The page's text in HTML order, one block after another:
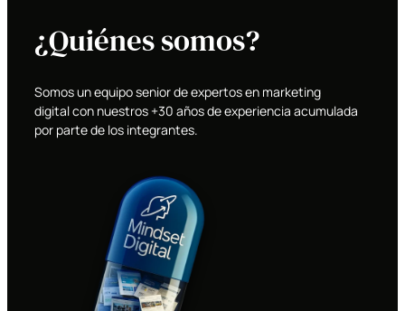
¿Quiénes somos?
Somos un equipo senior de expertos en marketing
digital con nuestros +30 años de experiencia acumulada
por parte de los integrantes.